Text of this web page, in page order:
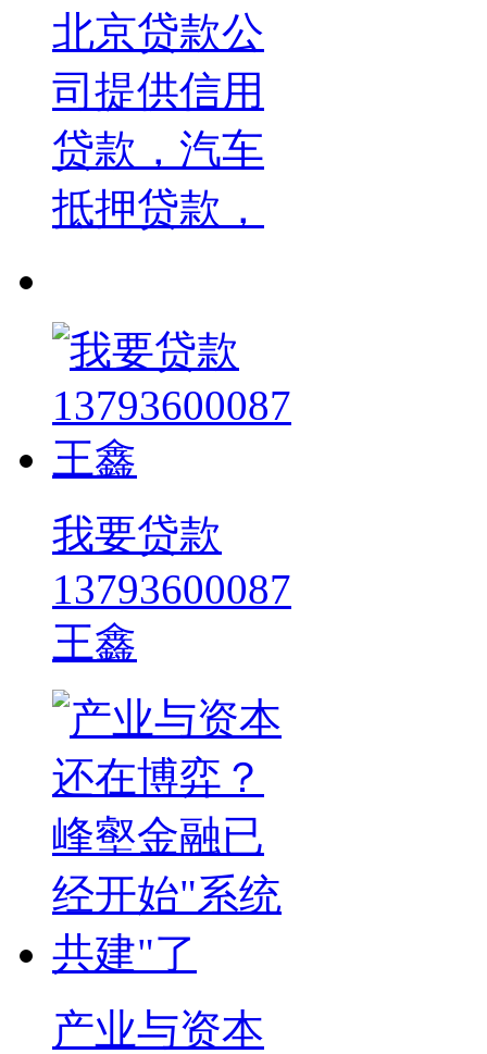
北京贷款公
司提供信用
贷款，汽车
抵押贷款，
我要贷款
13793600087
王鑫
产业与资本